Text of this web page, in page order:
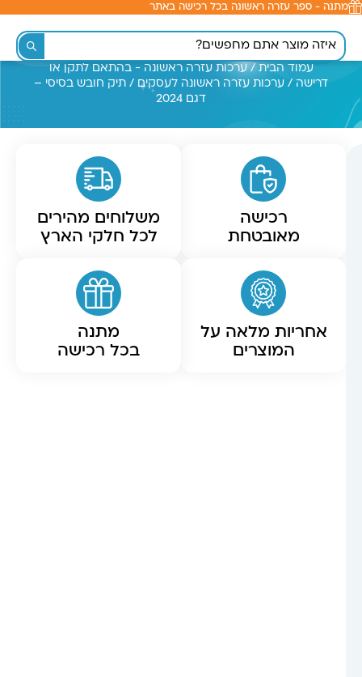
לתוכן
מתנה - ספר עזרה ראשונה בכל רכישה באתר
עמוד הבית /ערכות עזרה ראשונה - בהתאם לתקן או
דרישה / ערכות עזרה ראשונה לעסקים / תיק חובש בסיסי –
דגם 2024
רכישה
מאובטחת
משלוחים מהירים
לכל חלקי הארץ
אחריות מלאה על
המוצרים
מתנה
בכל רכישה